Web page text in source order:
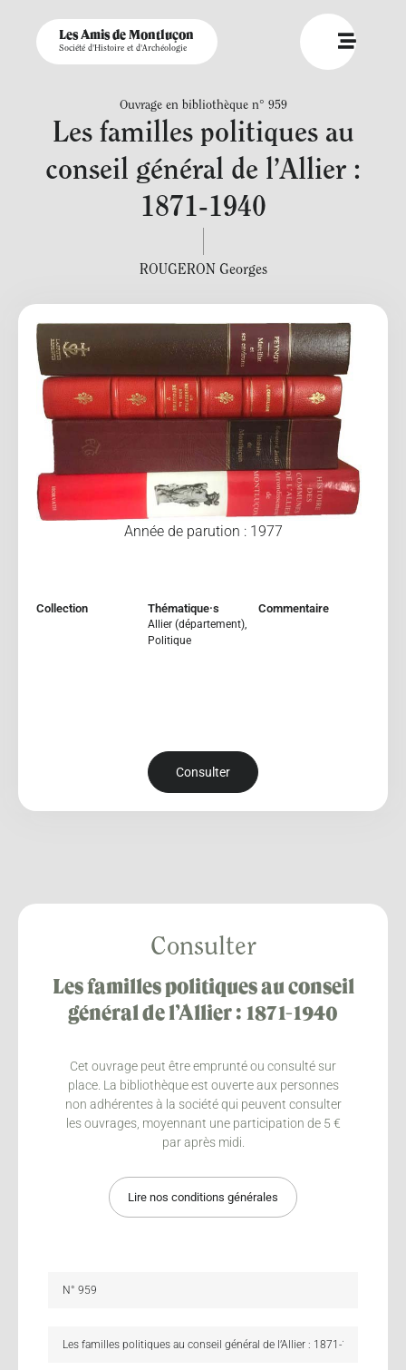
Les Amis de Montluçon
Société d'Histoire et d'Archéologie
Ouvrage en bibliothèque n° 959
Les familles politiques au
conseil général de l’Allier :
1871-1940
ROUGERON Georges
Année de parution : 1977
Collection Thématique·s
Allier (département),
Politique
Commentaire
Consulter
Consulter
Les familles politiques au conseil
général de l’Allier : 1871-1940
Cet ouvrage peut être emprunté ou consulté sur
place. La bibliothèque est ouverte aux personnes
non adhérentes à la société qui peuvent consulter
les ouvrages, moyennant une participation de 5 €
par après midi.
Lire nos conditions générales